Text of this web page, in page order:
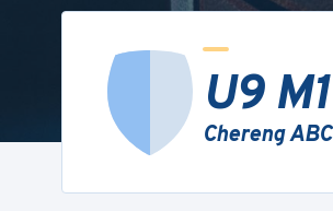
U9 M1
Chereng ABC